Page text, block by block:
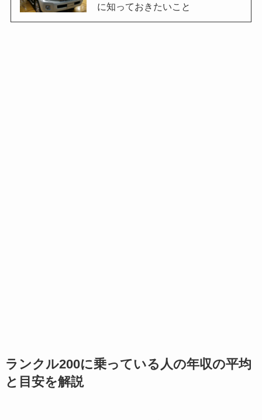
に知っておきたいこと
ランクル200に乗っている人の年収の平均
と目安を解説